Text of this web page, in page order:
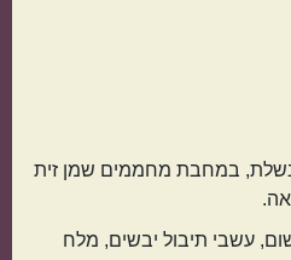
במחבת מחממים שמן זית
עשבי תיבול יבשים, מלח